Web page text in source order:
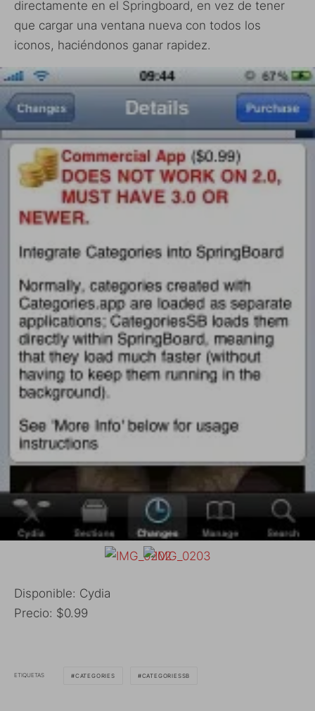
directamente en el Springboard, en vez de tener
que cargar una ventana nueva con todos los
iconos, haciéndonos ganar rapidez.
Disponible: Cydia
Precio: $0.99
ETIQUETAS CATEGORIES CATEGORIESSB